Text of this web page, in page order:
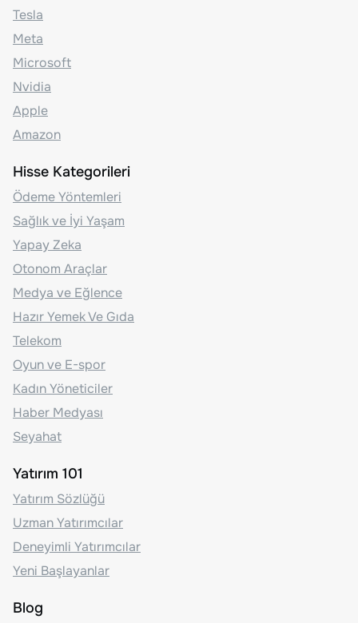
Tesla
Meta
Microsoft
Nvidia
Apple
Amazon
Hisse Kategorileri
Ödeme Yöntemleri
Sağlık ve İyi Yaşam
Yapay Zeka
Otonom Araçlar
Medya ve Eğlence
Hazır Yemek Ve Gıda
Telekom
Oyun ve E-spor
Kadın Yöneticiler
Haber Medyası
Seyahat
Yatırım 101
Yatırım Sözlüğü
Uzman Yatırımcılar
Deneyimli Yatırımcılar
Yeni Başlayanlar
Blog